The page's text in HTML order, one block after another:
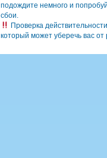
подождите немного и
сбои.
Проверка
который может уберечь вас